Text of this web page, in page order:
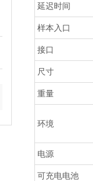
延迟时间
样本入口
接口
尺寸
重量
环境
电源
可充电电池